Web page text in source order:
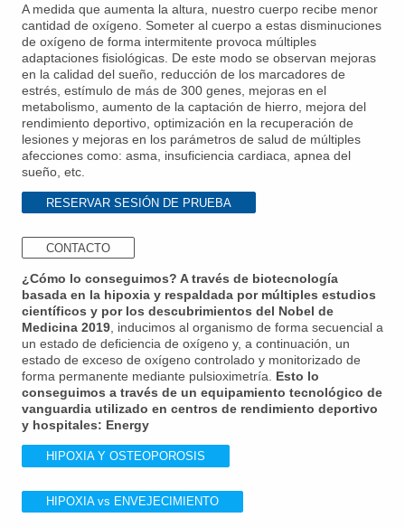
A medida que aumenta la altura, nuestro cuerpo recibe menor
cantidad de oxígeno. Someter al cuerpo a estas disminuciones
de oxígeno de forma intermitente provoca múltiples
adaptaciones fisiológicas. De este modo se observan mejoras
en la calidad del sueño, reducción de los marcadores de
estrés, estímulo de más de 300 genes, mejoras en el
metabolismo, aumento de la captación de hierro, mejora del
rendimiento deportivo, optimización en la recuperación de
lesiones y mejoras en los parámetros de salud de múltiples
afecciones como: asma, insuficiencia cardiaca, apnea del
sueño, etc.
RESERVAR SESIÓN DE PRUEBA
CONTACTO
¿Cómo lo conseguimos? A través de biotecnología
basada en la hipoxia y respaldada por múltiples estudios
científicos y por los descubrimientos del Nobel de
Medicina 2019, inducimos al organismo de forma secuencial a
un estado de deficiencia de oxígeno y, a continuación, un
estado de exceso de oxígeno controlado y monitorizado de
forma permanente mediante pulsioximetría. Esto lo
conseguimos a través de un equipamiento tecnológico de
vanguardia utilizado en centros de rendimiento deportivo
y hospitales: Energy
HIPOXIA Y OSTEOPOROSIS
HIPOXIA vs ENVEJECIMIENTO